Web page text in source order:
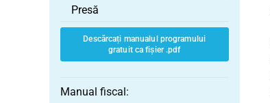
Presă
Descărcați manualul programului
gratuit ca fișier .pdf
Manual fiscal: